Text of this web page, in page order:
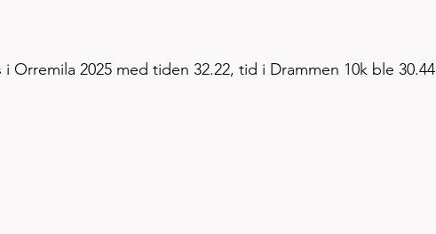
i Orremila 2025 med tiden 32.22, tid i Drammen 10k ble